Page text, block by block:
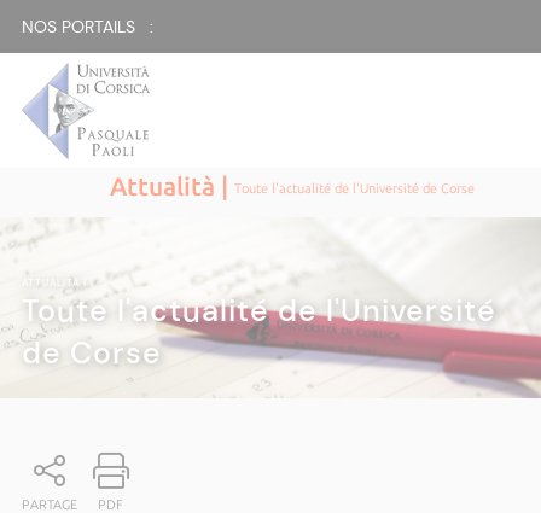
NOS PORTAILS :
Attualità |Toute l'actualité de l'Université de Corse
ATTUALITÀ|
Toute l'actualité de l'Université
de Corse
PARTAGE PDF